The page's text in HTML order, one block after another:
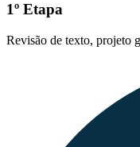
1º Etapa
Revisão de texto, projeto